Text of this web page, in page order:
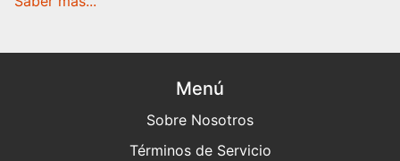
Menú
Sobre Nosotros
Términos de Servicio